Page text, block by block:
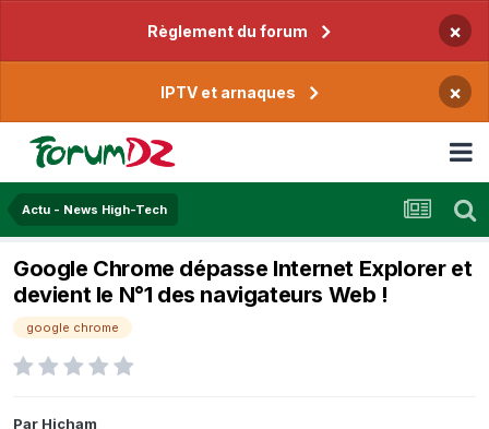
Règlement du forum ×
IPTV et arnaques ×
Actu - News High-Tech
Google Chrome dépasse Internet Explorer et
devient le N°1 des navigateurs Web !
google chrome
Par Hicham